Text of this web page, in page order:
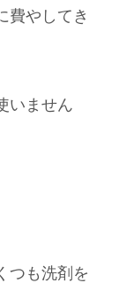
費やしてき
いません
つも洗剤を